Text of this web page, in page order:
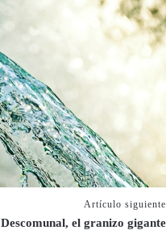
Artículo siguiente
Descomunal, el granizo gigante